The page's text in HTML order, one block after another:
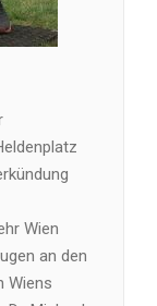
Wien
an den
Wiens